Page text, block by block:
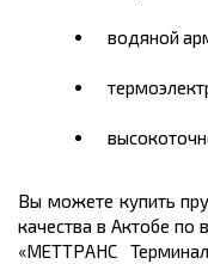
водяной
Вы можете купить
качества в Актобе по
«МЕТТРАНС